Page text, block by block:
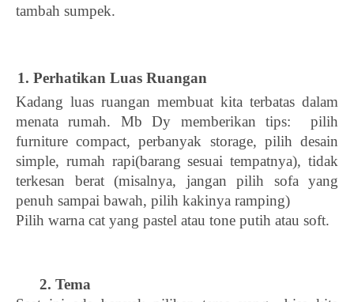
tambah sumpek.
Perhatikan Luas Ruangan
Kadang luas ruangan membuat kita terbatas dalam
menata rumah. Mb Dy memberikan tips:  pilih
furniture compact, perbanyak storage, pilih desain
simple, rumah rapi(barang sesuai tempatnya), tidak
terkesan berat (misalnya, jangan pilih sofa yang
penuh sampai bawah, pilih kakinya ramping)
Pilih warna cat yang pastel atau tone putih atau soft.
2. Tema